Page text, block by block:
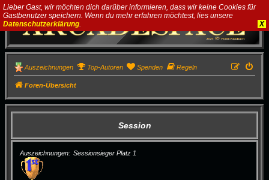
Lieber Gast, wir möchten dich darüber informieren, dass wir keine Cookies für
Gastbenutzer speichern. Wenn du mehr erfahren möchtest, lies unsere
Datenschutzerklärung. X
Auszeichnungen Top-Autoren Spenden Regeln
Foren-Übersicht
Session
Auszeichnungen Sessionsieger Platz 1